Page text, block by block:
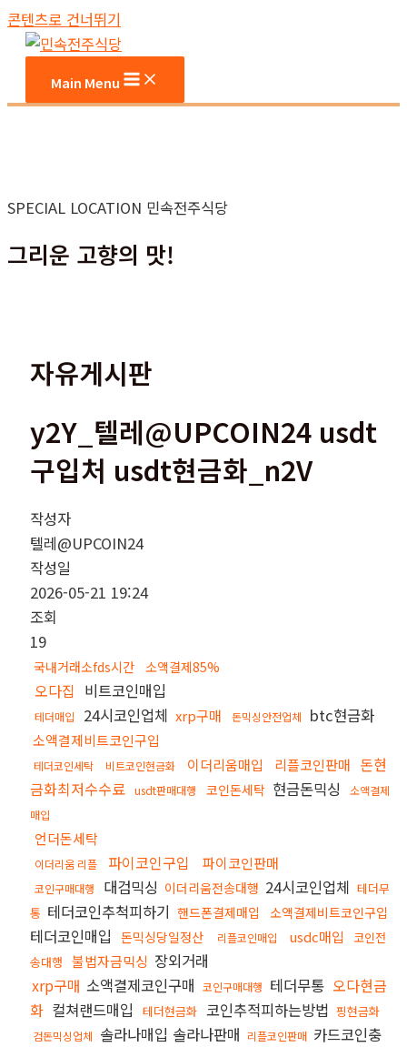
콘텐츠로 건너뛰기
Main Menu
SPECIAL LOCATION 민속전주식당
그리운 고향의 맛!
자유게시판
y2Y_텔레@UPCOIN24 usdt
구입처 usdt현금화_n2V
작성자
텔레@UPCOIN24
작성일
2026-05-21 19:24
조회
19
국내거래소fds시간 소액결제85%
오다집 비트코인매입
테더매입 24시코인업체 xrp구매 돈믹싱안전업체 btc현금화
소액결제비트코인구입
테더코인세탁 비트코인현금화 이더리움매입 리플코인판매 돈현
금화최저수수료
usdt판매대행 코인돈세탁 현금돈믹싱
소액결제
매입
언더돈세탁
이더리움 리플 파이코인구입 파이코인판매
코인구매대행 대검믹싱 이더리움전송대행 24시코인업체 테더무
통 테더코인추척피하기 핸드폰결제매입 소액결제비트코인구입
테더코인매입 돈믹싱당일정산 리플코인매입 usdc매입
코인전
송대행 불법자금믹싱 장외거래
xrp구매 소액결제코인구매 코인구매대행 테더무통 오다현금
화 컬쳐랜드매입 테더현금화 코인추적피하는방법 핑현금화
검돈믹싱업체 솔라나매입 솔라나판매 리플코인판매 카드코인충